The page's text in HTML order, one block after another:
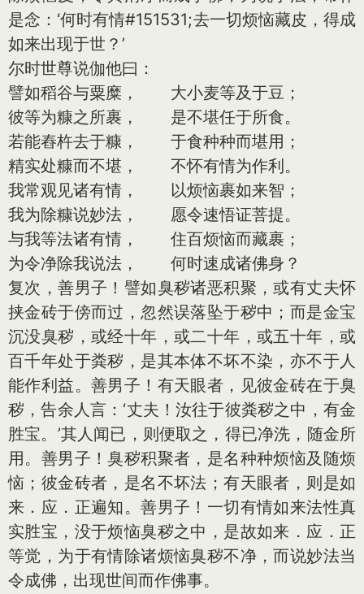
是念：‘何时有情#151531;去一切烦恼藏皮，得成
如来出现于世？’
尔时世尊说伽他曰：
譬如稻谷与粟糜， 大小麦等及于豆；
彼等为糠之所裹， 是不堪任于所食。
若能舂杵去于糠， 于食种种而堪用；
精实处糠而不堪， 不怀有情为作利。
我常观见诸有情， 以烦恼裹如来智；
我为除糠说妙法， 愿令速悟证菩提。
与我等法诸有情， 住百烦恼而藏裹；
为令净除我说法， 何时速成诸佛身？
复次，善男子！譬如臭秽诸恶积聚，或有丈夫怀
挟金砖于傍而过，忽然误落坠于秽中；而是金宝
沉没臭秽，或经十年，或二十年，或五十年，或
百千年处于粪秽，是其本体不坏不染，亦不于人
能作利益。善男子！有天眼者，见彼金砖在于臭
秽，告余人言：‘丈夫！汝往于彼粪秽之中，有金
胜宝。’其人闻已，则便取之，得已净洗，随金所
用。善男子！臭秽积聚者，是名种种烦恼及随烦
恼；彼金砖者，是名不坏法；有天眼者，则是如
来．应．正遍知。善男子！一切有情如来法性真
实胜宝，没于烦恼臭秽之中，是故如来．应．正
等觉，为于有情除诸烦恼臭秽不净，而说妙法当
令成佛，出现世间而作佛事。